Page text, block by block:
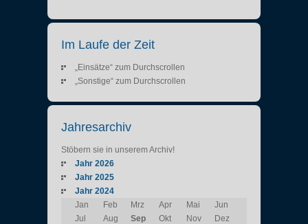
Im Laufe der Zeit
„Einsätze“ zum Durchscrollen
„Sonstige“ zum Durchscrollen
Jahresarchiv
Stöbern sie in unserem Archiv!
Jahr 2026
Jahr 2025
Jahr 2024
Jan
Feb Mrz Apr Mai
Jun
Jul
Aug Sep Okt Nov
Dez